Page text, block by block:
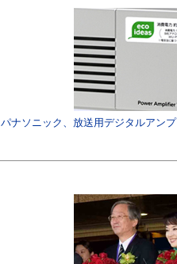
パナソニック、放送用デジタルアンプ